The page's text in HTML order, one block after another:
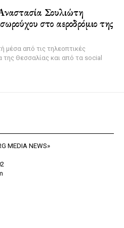
Σουλιώτη
στο αεροδρόμιο της
μέσα από τις τηλεοπτικές
της Θεσσαλίας και από τα social
MEDIA NEWS»